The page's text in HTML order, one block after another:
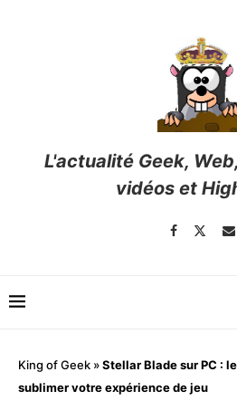
L'actualité Geek,
vidéos et
King of Geek »Stellar Blade sur PC :
sublimer votre expérience de jeu